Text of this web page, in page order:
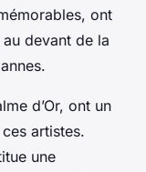
ont
devant de la
d’Or, ont un
artistes.
une